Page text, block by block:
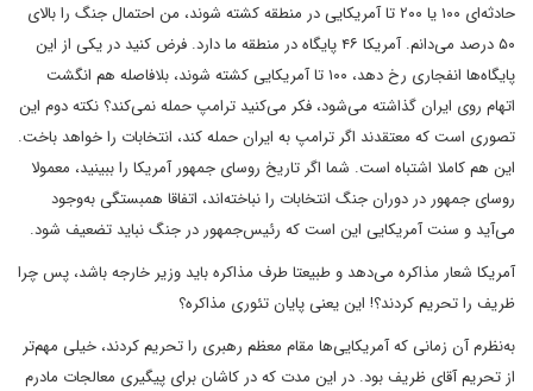
حادثه‌ای ۱۰۰ یا ۲۰۰ تا آمریکایی در منطقه کشته شوند، من احتمال جنگ را بالای
۵۰ درصد می‌دانم. آمریکا ۴۶ پایگاه در منطقه ما دارد. فرض کنید در یکی از این
پایگاه‌ها انفجاری رخ دهد، ۱۰۰ تا آمریکایی کشته شوند، بلافاصله هم انگشت
اتهام روی ایران گذاشته می‌شود، فکر می‌کنید ترامپ حمله نمی‌کند؟ نکته دوم این
تصوری است که معتقدند اگر ترامپ به ایران حمله کند، انتخابات را خواهد باخت.
این هم کاملا اشتباه است. شما اگر تاریخ روسای جمهور آمریکا را ببینید، معمولا
روسای جمهور در دوران جنگ انتخابات را نباخته‌اند، اتفاقا همبستگی به‌وجود
می‌آید و سنت آمریکایی این است که رئیس‌جمهور در جنگ نباید تضعیف شود.
آمریکا شعار مذاکره می‌دهد و طبیعتا طرف مذاکره باید وزیر خارجه باشد، پس چرا
ظریف را تحریم کردند؟! این یعنی پایان تئوری مذاکره؟
به‌نظرم آن زمانی که آمریکایی‌ها مقام معظم رهبری را تحریم کردند، خیلی مهم‌تر
از تحریم آقای ظریف بود. در این مدت که در کاشان برای پیگیری معالجات مادرم